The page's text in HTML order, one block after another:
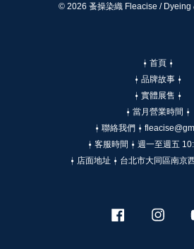
© 2026 蚤操染織 Fleacise / Dyeing
⍿ 首頁 ⍿
⍿ 品牌故事 ⍿
⍿ 實體展售 ⍿
⍿ 當月營業時間 ⍿
⍿ 聯絡我們 ⍿
⍿ 客服時間 ⍿ 週一至週五
⍿ 店面地址 ⍿ 台北市大同區南京
Facebook